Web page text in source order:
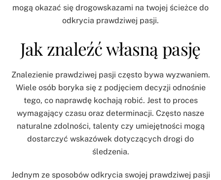
mogą okazać się drogowskazami na twojej ścieżce do
odkrycia prawdziwej pasji.
Jak znaleźć własną pasję
Znalezienie prawdziwej pasji często bywa wyzwaniem.
Wiele osób boryka się z podjęciem decyzji odnośnie
tego, co naprawdę kochają robić. Jest to proces
wymagający czasu oraz determinacji. Często nasze
naturalne zdolności, talenty czy umiejętności mogą
dostarczyć wskazówek dotyczących drogi do
śledzenia.
Jednym ze sposobów odkrycia swojej prawdziwej pasji